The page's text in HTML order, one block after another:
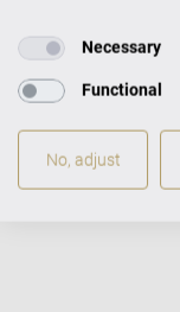
Necessary
Functional
No, adjust